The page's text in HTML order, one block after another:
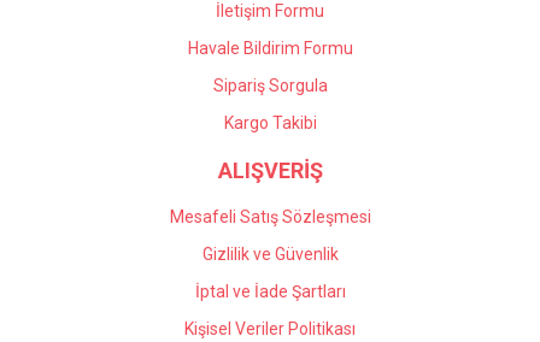
Gönder
İletişim Formu
Havale Bildirim Formu
Sipariş Sorgula
Kargo Takibi
ALIŞVERİŞ
Mesafeli Satış Sözleşmesi
Gizlilik ve Güvenlik
İptal ve İade Şartları
Kişisel Veriler Politikası